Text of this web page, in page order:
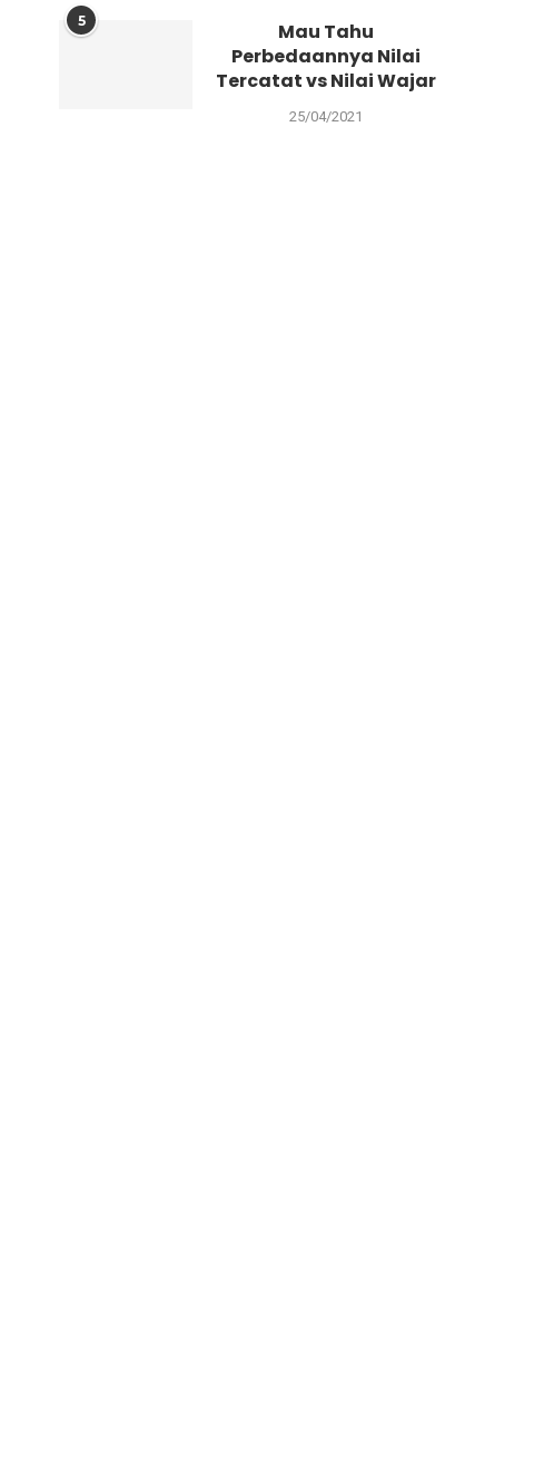
5
Mau Tahu
Perbedaannya Nilai
Tercatat vs Nilai Wajar
25/04/2021